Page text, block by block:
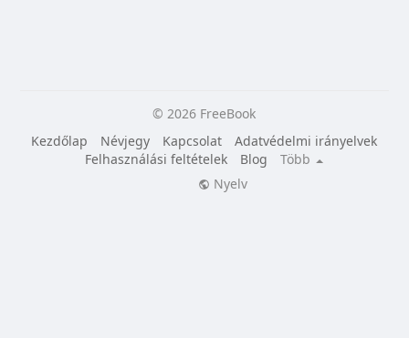
© 2026 FreeBook
Kezdőlap
Névjegy Kapcsolat
Adatvédelmi irányelvek
Felhasználási feltételek
Blog
Több
Nyelv